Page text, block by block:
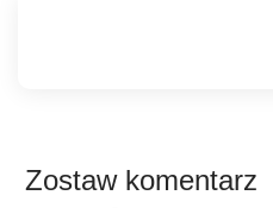
Zostaw komentarz